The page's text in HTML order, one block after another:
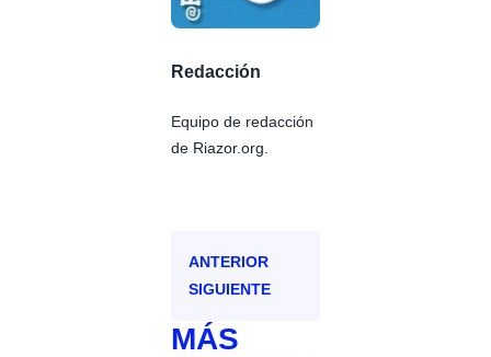
Redacción
Equipo de redacción
de Riazor.org.
ANTERIOR
SIGUIENTE
MÁS